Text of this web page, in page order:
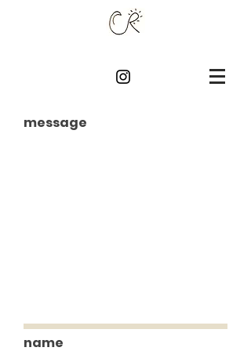
message
name